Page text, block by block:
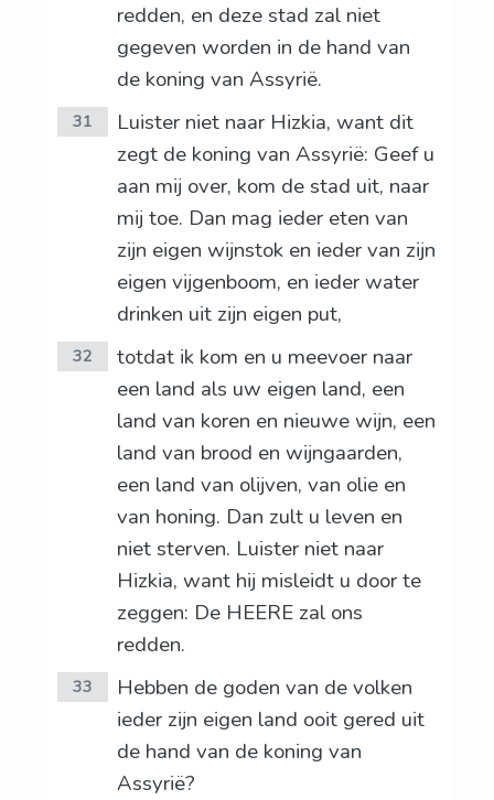
redden, en deze stad zal niet
gegeven worden in de hand van
de koning van Assyrië.
31
Luister niet naar Hizkia, want dit
zegt de koning van Assyrië: Geef u
aan mij over, kom de stad uit, naar
mij toe. Dan mag ieder eten van
zijn eigen wijnstok en ieder van zijn
eigen vijgenboom, en ieder water
drinken uit zijn eigen put,
32
totdat ik kom en u meevoer naar
een land als uw eigen land, een
land van koren en nieuwe wijn, een
land van brood en wijngaarden,
een land van olijven, van olie en
van honing. Dan zult u leven en
niet sterven. Luister niet naar
Hizkia, want hij misleidt u door te
zeggen: De HEERE zal ons
redden.
33
Hebben de goden van de volken
ieder zijn eigen land ooit gered uit
de hand van de koning van
Assyrië?